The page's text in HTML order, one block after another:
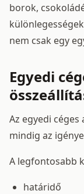
borok,
nem csak egy
Egyedi
Az egyedi
mindig az
A legfontosabb
határidő